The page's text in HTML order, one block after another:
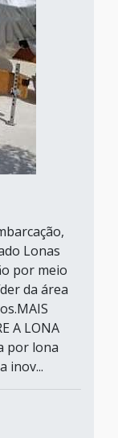
Lonas
por meio
da área
A LONA
por lona
inov...